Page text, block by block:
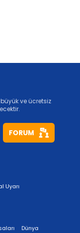
ve ücretsiz
FORUM
Uyarı
Dünya